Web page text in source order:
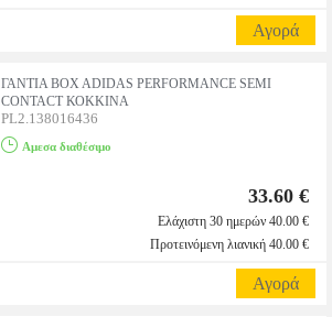
Αγορά
ΓΑΝΤΙΑ BOX ADIDAS PERFORMANCE SEMI
CONTACT ΚΟΚΚΙΝΑ
PL2.138016436
Αμεσα διαθέσιμο
33.60 €
Ελάχιστη 30 ημερών 40.00 €
Προτεινόμενη λιανική 40.00 €
Αγορά